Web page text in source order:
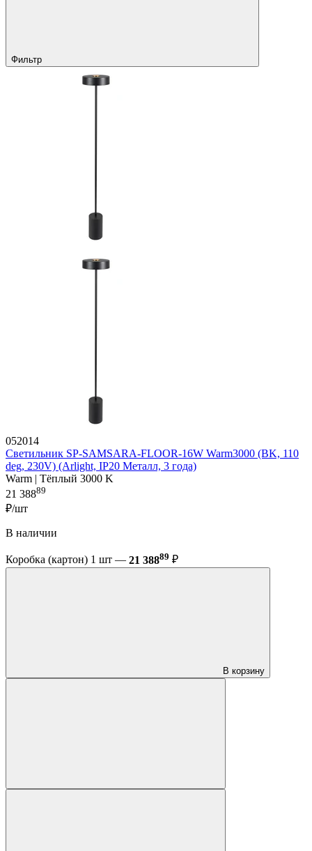
Фильтр
052014
Светильник SP-SAMSARA-FLOOR-16W Warm3000 (BK, 110
deg, 230V) (Arlight, IP20 Металл, 3 года)
Warm | Тёплый 3000 K
21 38889
₽/шт
В наличии
Коробка (картон) 1 шт — 21 38889 ₽
В корзину